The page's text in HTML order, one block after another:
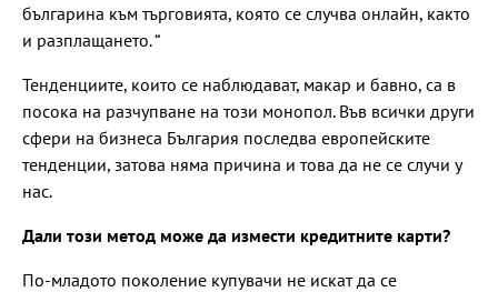
българина към търговията, която се случва онлайн, както
и разплащането. “
Тенденциите, които се наблюдават, макар и бавно, са в
посока на разчупване на този монопол. Във всички други
сфери на бизнеса България последва европейските
тенденции, затова няма причина и това да не се случи у
нас.
Дали този метод може да измести кредитните карти?
По-младото поколение купувачи не искат да се